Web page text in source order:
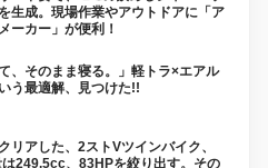
生成。現場作業やアウトドアに「ア
ーカー」が便利！
、そのまま寝る。」軽トラ×エアル
う最適解、見つけた!!
リアした、2ストVツインバイク、
249.5cc、83HPを絞り出す。その